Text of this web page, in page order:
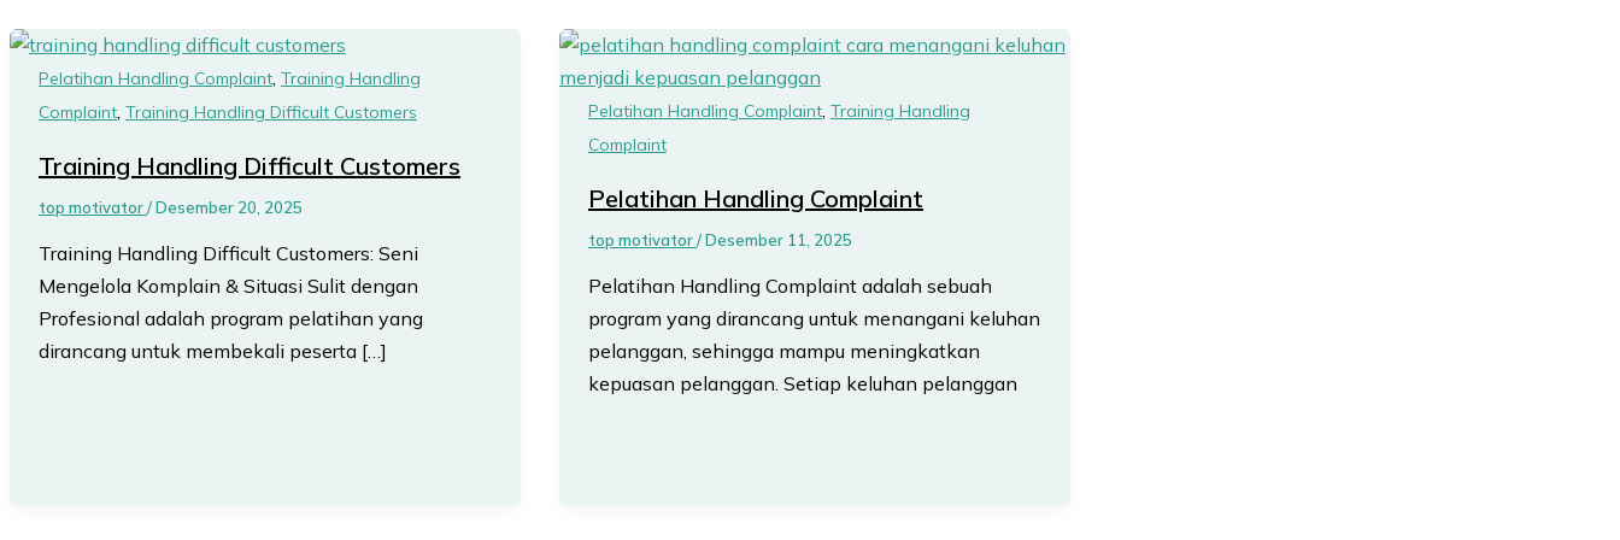
Pelatihan Handling Complaint, Training Handling
Complaint, Training Handling Difficult Customers
Training Handling Difficult Customers
top motivator/Desember 20, 2025
Training Handling Difficult Customers: Seni
Mengelola Komplain & Situasi Sulit dengan
Profesional adalah program pelatihan yang
dirancang untuk membekali peserta […]
Pelatihan Handling Complaint, Training Handling
Complaint
Pelatihan Handling Complaint
top motivator/Desember 11, 2025
Pelatihan Handling Complaint adalah sebuah
program yang dirancang untuk menangani keluhan
pelanggan, sehingga mampu meningkatkan
kepuasan pelanggan. Setiap keluhan pelanggan